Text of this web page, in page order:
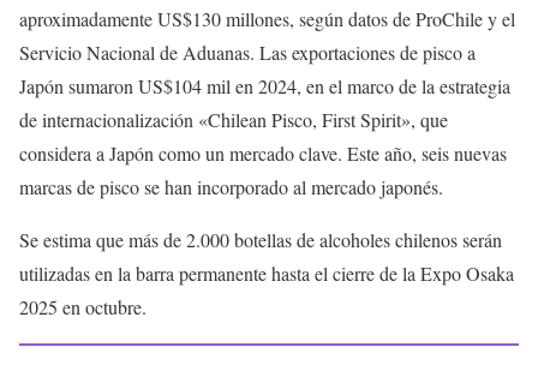
aproximadamente US$130 millones, según datos de ProChile y el
Servicio Nacional de Aduanas. Las exportaciones de pisco a
Japón sumaron US$104 mil en 2024, en el marco de la estrategia
de internacionalización «Chilean Pisco, First Spirit», que
considera a Japón como un mercado clave. Este año, seis nuevas
marcas de pisco se han incorporado al mercado japonés.
Se estima que más de 2.000 botellas de alcoholes chilenos serán
utilizadas en la barra permanente hasta el cierre de la Expo Osaka
2025 en octubre.